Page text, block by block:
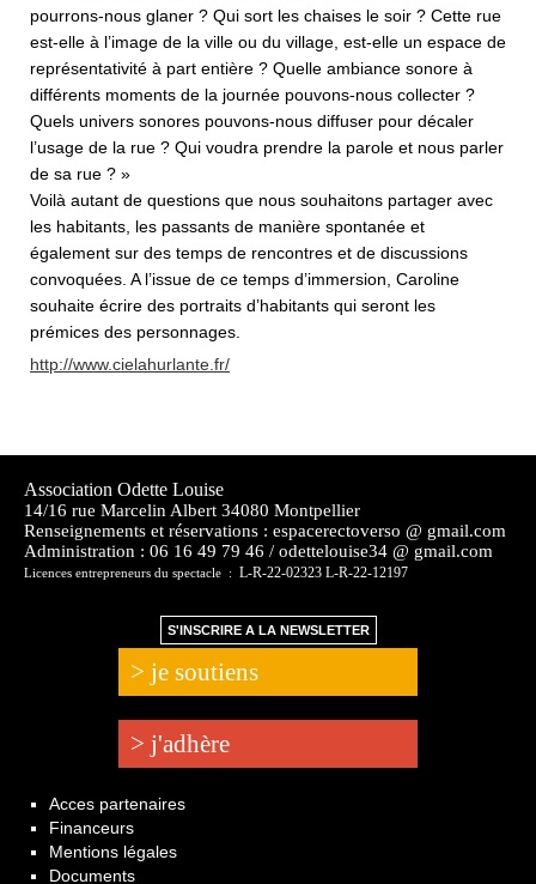
pourrons-nous glaner ? Qui sort les chaises le soir ? Cette rue
est-elle à l’image de la ville ou du village, est-elle un espace de
représentativité à part entière ? Quelle ambiance sonore à
différents moments de la journée pouvons-nous collecter ?
Quels univers sonores pouvons-nous diffuser pour décaler
l’usage de la rue ? Qui voudra prendre la parole et nous parler
de sa rue ? »
Voilà autant de questions que nous souhaitons partager avec
les habitants, les passants de manière spontanée et
également sur des temps de rencontres et de discussions
convoquées. A l’issue de ce temps d’immersion, Caroline
souhaite écrire des portraits d’habitants qui seront les
prémices des personnages.
http://www.cielahurlante.fr/
Association Odette Louise
14/16 rue Marcelin Albert 34080 Montpellier
Renseignements et réservations : espacerectoverso @ gmail.com
Administration : 06 16 49 79 46 / odettelouise34 @ gmail.com
Licences entrepreneurs du spectacle : L-R-22-02323 L-R-22-12197
S'INSCRIRE A LA NEWSLETTER
> je soutiens
> j'adhère
Acces partenaires
Financeurs
Mentions légales
Documents